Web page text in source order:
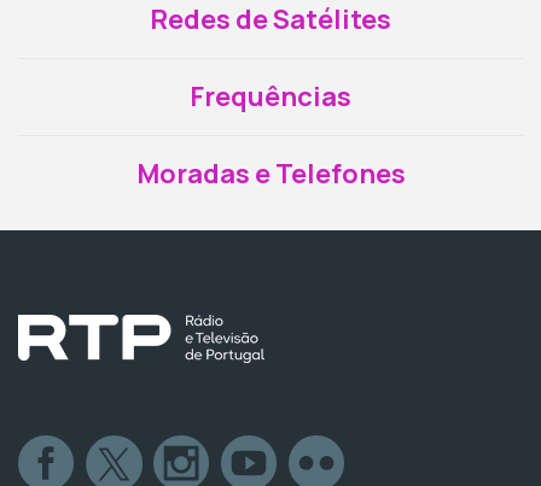
Redes de Satélites
Frequências
Moradas e Telefones